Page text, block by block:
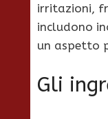
irritazioni,
includono
un aspetto
Gli